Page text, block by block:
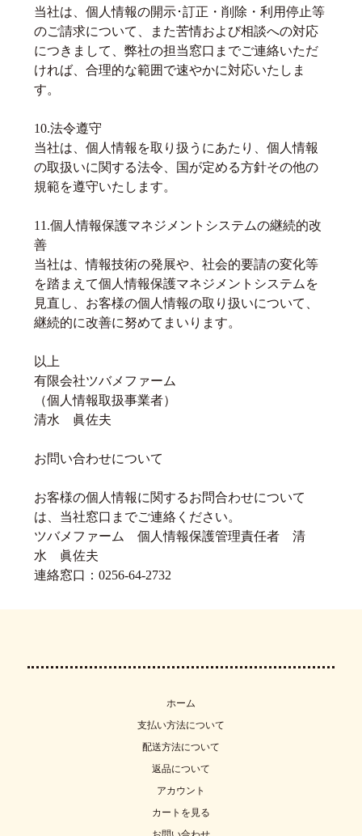
当社は、個人情報の開示･訂正・削除・利用停止等
のご請求について、また苦情および相談への対応
につきまして、弊社の担当窓口までご連絡いただ
ければ、合理的な範囲で速やかに対応いたしま
す。
10.法令遵守
当社は、個人情報を取り扱うにあたり、個人情報
の取扱いに関する法令、国が定める方針その他の
規範を遵守いたします。
11.個人情報保護マネジメントシステムの継続的改
善
当社は、情報技術の発展や、社会的要請の変化等
を踏まえて個人情報保護マネジメントシステムを
見直し、お客様の個人情報の取り扱いについて、
継続的に改善に努めてまいります。
以上
有限会社ツバメファーム
（個人情報取扱事業者）
清水 眞佐夫
お問い合わせについて
お客様の個人情報に関するお問合わせについて
は、当社窓口までご連絡ください。
ツバメファーム 個人情報保護管理責任者 清
水 眞佐夫
連絡窓口：0256-64-2732
ホーム
支払い方法について
配送方法について
返品について
アカウント
カートを見る